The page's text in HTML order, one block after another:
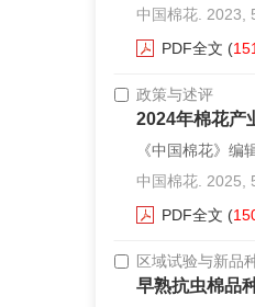
中国棉花. 2023,
PDF全文 (
政策与述评
2024年棉花产
《中国棉花》编
中国棉花. 2025,
PDF全文 (
区域试验与新品
早熟抗虫棉品